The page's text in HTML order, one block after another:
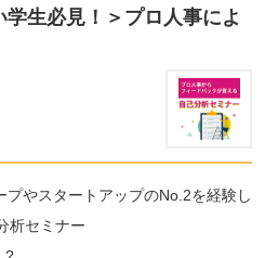
学生必見！＞プロ人事によ
やスタートアップのNo.2を経験し
析セミナー